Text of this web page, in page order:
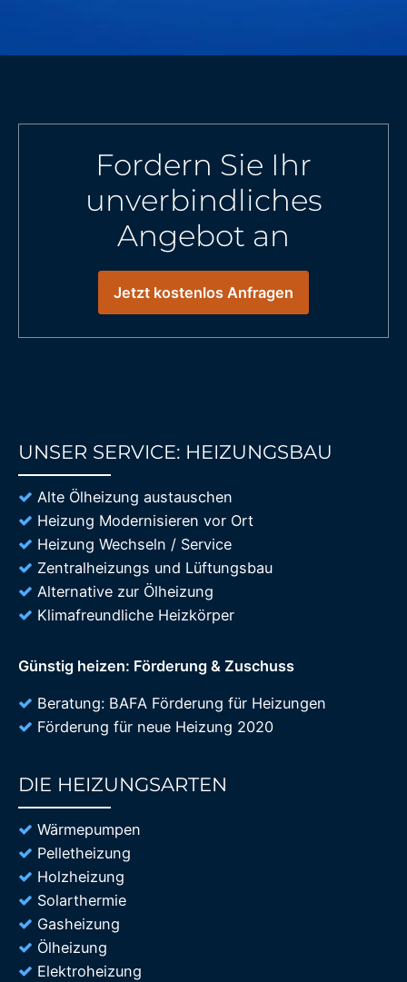
Fordern Sie Ihr
unverbindliches
Angebot an
Jetzt kostenlos Anfragen
UNSER SERVICE: HEIZUNGSBAU
Alte Ölheizung austauschen
Heizung Modernisieren vor Ort
Heizung Wechseln / Service
Zentralheizungs und Lüftungsbau
Alternative zur Ölheizung
Klimafreundliche Heizkörper
Günstig heizen: Förderung & Zuschuss
Beratung: BAFA Förderung für Heizungen
Förderung für neue Heizung 2020
DIE HEIZUNGSARTEN
Wärmepumpen
Pelletheizung
Holzheizung
Solarthermie
Gasheizung
Ölheizung
Elektroheizung